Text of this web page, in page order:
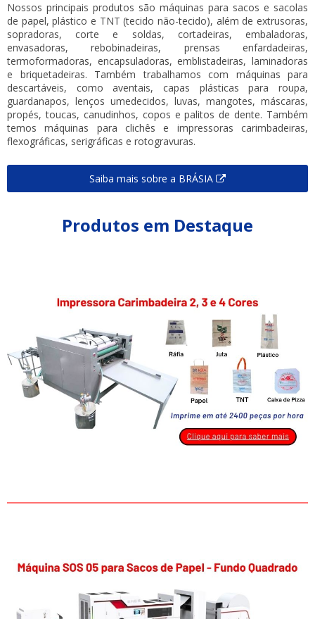
Nossos principais produtos são máquinas para sacos e sacolas
de papel, plástico e TNT (tecido não-tecido), além de extrusoras,
sopradoras, corte e soldas, cortadeiras, embaladoras,
envasadoras, rebobinadeiras, prensas enfardadeiras,
termoformadoras, encapsuladoras, emblistadeiras, laminadoras
e briquetadeiras. Também trabalhamos com máquinas para
descartáveis, como aventais, capas plásticas para roupa,
guardanapos, lenços umedecidos, luvas, mangotes, máscaras,
propés, toucas, canudinhos, copos e palitos de dente. Também
temos máquinas para clichês e impressoras carimbadeiras,
flexográficas, serigráficas e rotogravuras.
Saiba mais sobre a BRÁSIA
Produtos em Destaque